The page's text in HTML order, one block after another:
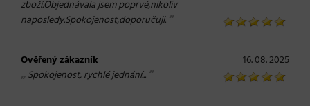
zboží.Objednávala jsem poprvé,nikoliv
naposledy.Spokojenost,doporučuji. “
Ověřený zákazník 16. 08. 2025
„ Spokojenost, rychlé jednání... “